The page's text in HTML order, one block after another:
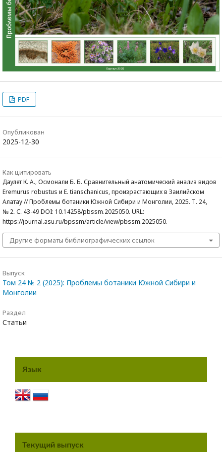
PDF
Опубликован
2025-12-30
Как цитировать
Даулет К. А., Осмонали Б. Б. Сравнительный анатомический анализ видов
Eremurus robustus и E. tianschanicus, произрастающих в Заилийском
Алатау // Проблемы ботаники Южной Сибири и Монголии, 2025. Т. 24,
№ 2. С. 43-49 DOI: 10.14258/pbssm.2025050. URL:
https://journal.asu.ru/bpssm/article/view/pbssm.2025050.
Другие форматы библиографических ссылок
Выпуск
Том 24 № 2 (2025): Проблемы ботаники Южной Сибири и
Монголии
Раздел
Статьи
Язык
Текущий выпуск